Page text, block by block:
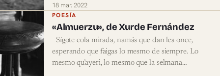
18 mar. 2022
POESÍA
«Almuerzu», de Xurde Fernández
Sígote cola mirada, namás que dan les once,
esperando que faigas lo mesmo de siempre. Lo
mesmo qu’ayeri, lo mesmo que la selmana…